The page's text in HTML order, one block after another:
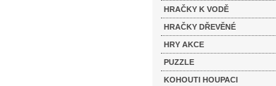
HRAČKY K VODĚ
HRAČKY DŘEVĚNÉ
HRY AKCE
PUZZLE
KOHOUTI HOUPACI